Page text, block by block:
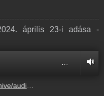
április 23-i adása -